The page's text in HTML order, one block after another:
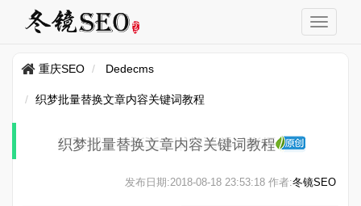
重庆SEO Dedecms
织梦批量替换文章内容关键词教程
织梦批量替换文章内容关键词教程
发布日期:2018-08-18 23:53:18 作者:冬镜SEO